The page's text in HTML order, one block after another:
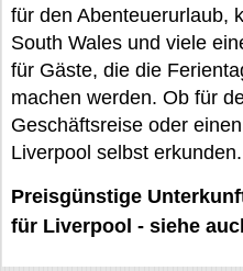
für den Abenteuerurlaub,
South Wales und viele
für Gäste, die die
machen werden. Ob für
Geschäftsreise oder
Liverpool selbst erkunden.
Preisgünstige
für Liverpool - siehe